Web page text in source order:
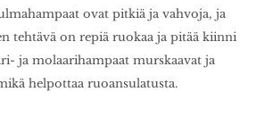
ovat pitkiä ja vahvoja, ja
tehtävä on repiä ruokaa ja pitää kiinni
ja molaarihampaat murskaavat ja
helpottaa ruoansulatusta.